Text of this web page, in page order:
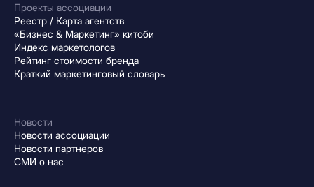
Проекты ассоциации
Реестр / Карта агентств
«Бизнес & Маркетинг» китоби
Индекс маркетологов
Рейтинг стоимости бренда
Краткий маркетинговый словарь
Новости
Новости ассоциации
Новости партнеров
СМИ о нас